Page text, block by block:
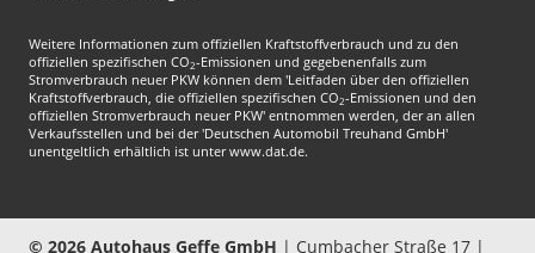
Weitere Informationen zum offiziellen Kraftstoffverbrauch und zu den
offiziellen spezifischen CO2-Emissionen und gegebenenfalls zum
Stromverbrauch neuer PKW können dem 'Leitfaden über den offiziellen
Kraftstoffverbrauch, die offiziellen spezifischen CO2-Emissionen und den
offiziellen Stromverbrauch neuer PKW' entnommen werden, der an allen
Verkaufsstellen und bei der 'Deutschen Automobil Treuhand GmbH'
unentgeltlich erhältlich ist unter www.dat.de.
© 2026 Autohaus Geffe GmbH | Cumbacher Straße 17 |